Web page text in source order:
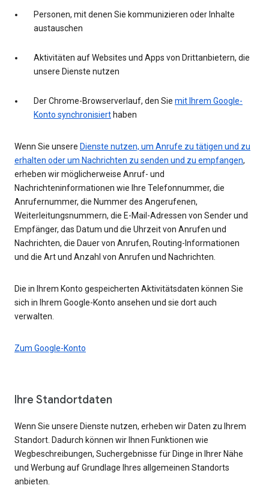
Personen, mit denen Sie kommunizieren oder Inhalte
austauschen
Aktivitäten auf Websites und Apps von Drittanbietern, die
unsere Dienste nutzen
Der Chrome-Browserverlauf, den Sie mit Ihrem Google-
Konto synchronisiert haben
Wenn Sie unsere Dienste nutzen, um Anrufe zu tätigen und zu
erhalten oder um Nachrichten zu senden und zu empfangen,
erheben wir möglicherweise Anruf- und
Nachrichteninformationen wie Ihre Telefonnummer, die
Anrufernummer, die Nummer des Angerufenen,
Weiterleitungsnummern, die E-Mail-Adressen von Sender und
Empfänger, das Datum und die Uhrzeit von Anrufen und
Nachrichten, die Dauer von Anrufen, Routing-Informationen
und die Art und Anzahl von Anrufen und Nachrichten.
Die in Ihrem Konto gespeicherten Aktivitätsdaten können Sie
sich in Ihrem Google-Konto ansehen und sie dort auch
verwalten.
Zum Google-Konto
Ihre Standortdaten
Wenn Sie unsere Dienste nutzen, erheben wir Daten zu Ihrem
Standort. Dadurch können wir Ihnen Funktionen wie
Wegbeschreibungen, Suchergebnisse für Dinge in Ihrer Nähe
und Werbung auf Grundlage Ihres allgemeinen Standorts
anbieten.